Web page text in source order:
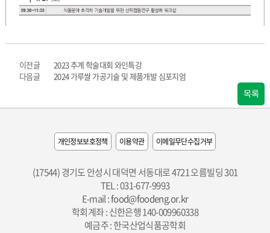
이전글
2023 추계 학술대회 와인특강
다음글
2024 가루쌀 가공기술 및 제품개발 심포지엄
목록
개인정보보호정책 이용약관 이메일무단수집거부
(17544) 경기도 안성시 대덕면 서동대로 4721 오름빌딩 301
TEL : 031-677-9993
E-mail :food@foodeng.or.kr
학회계좌 : 신한은행 140-009960338
예금주 : 한국산업식품공학회